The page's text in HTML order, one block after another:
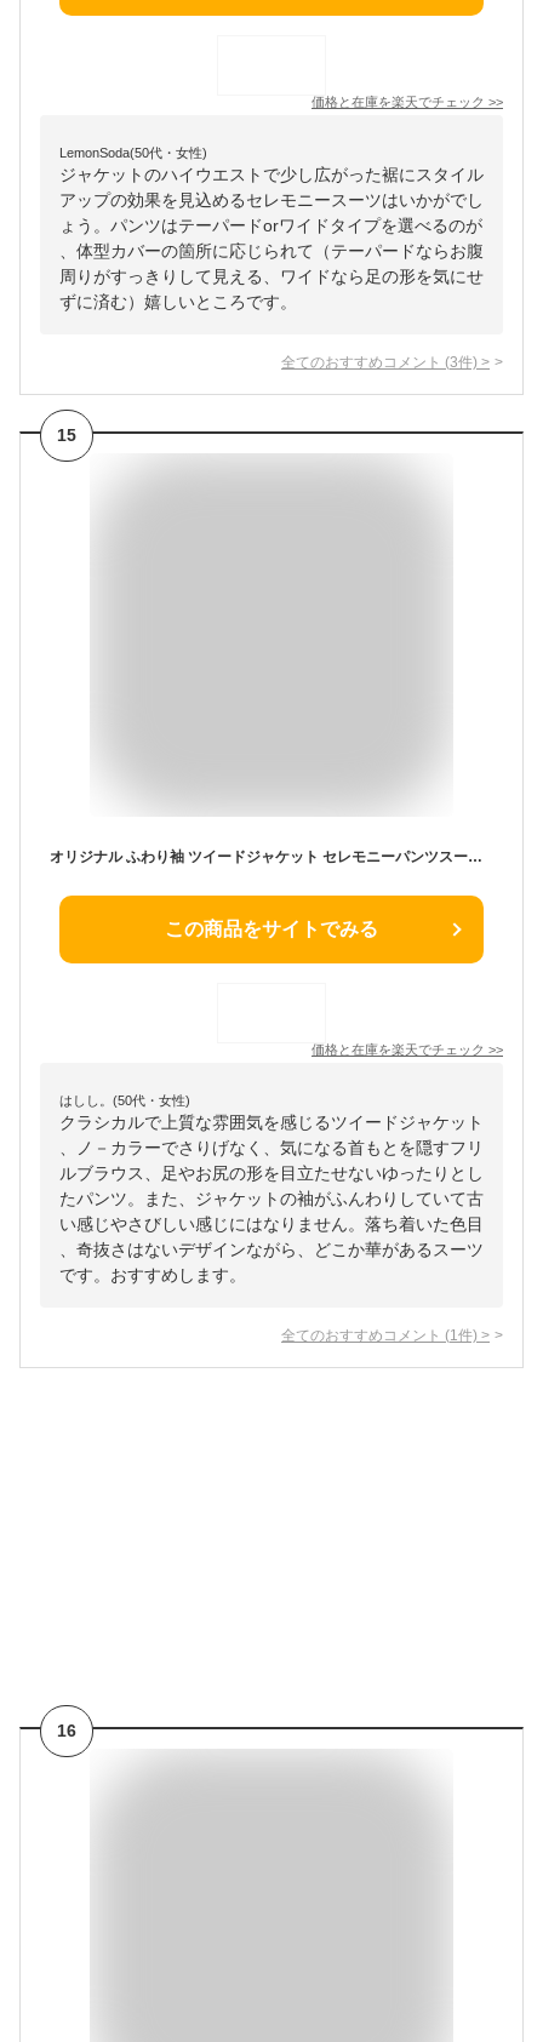
価格と在庫を楽天でチェック >>
LemonSoda(50代・女性)
ジャケットのハイウエストで少し広がった裾にスタイル
アップの効果を見込めるセレモニースーツはいかがでし
ょう。パンツはテーパードorワイドタイプを選べるのが
、体型カバーの箇所に応じられて（テーパードならお腹
周りがすっきりして見える、ワイドなら足の形を気にせ
ずに済む）嬉しいところです。
全てのおすすめコメント (3件) >
15
オリジナル ふわり袖 ツイードジャケット セレモニーパンツスーツ 3点セット ママスーツ 7～17号／卒業式 入学式 七五三 フォーマル オケージョン 大きいサイズ セレモニースーツ 7号 9号 11号 13号 15号 17号 S～4L／30代 40代 50代 春 夏 秋 冬 23AW0922R,
この商品をサイトでみる
価格と在庫を楽天でチェック >>
はしし。(50代・女性)
クラシカルで上質な雰囲気を感じるツイードジャケット
、ノ－カラーでさりげなく、気になる首もとを隠すフリ
ルブラウス、足やお尻の形を目立たせないゆったりとし
たパンツ。また、ジャケットの袖がふんわりしていて古
い感じやさびしい感じにはなりません。落ち着いた色目
、奇抜さはないデザインながら、どこか華があるスーツ
です。おすすめします。
全てのおすすめコメント (1 件) >
16